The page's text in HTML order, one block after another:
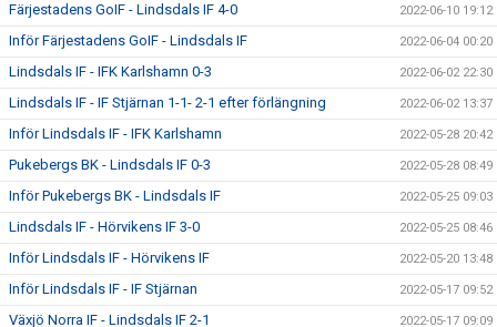
Färjestadens GoIF - Lindsdals IF 4-0 2022-06-10 19:12
Inför Färjestadens GoIF - Lindsdals IF 2022-06-04 00:20
Lindsdals IF - IFK Karlshamn 0-3 2022-06-02 22:30
Lindsdals IF - IF Stjärnan 1-1- 2-1 efter förlängning 2022-06-02 13:37
Inför Lindsdals IF - IFK Karlshamn 2022-05-28 20:42
Pukebergs BK - Lindsdals IF 0-3 2022-05-28 08:49
Inför Pukebergs BK - Lindsdals IF 2022-05-25 09:03
Lindsdals IF - Hörvikens IF 3-0 2022-05-25 08:46
Inför Lindsdals IF - Hörvikens IF 2022-05-20 13:48
Inför Lindsdals IF - IF Stjärnan 2022-05-17 09:52
Växjö Norra IF - Lindsdals IF 2-1 2022-05-17 09:09